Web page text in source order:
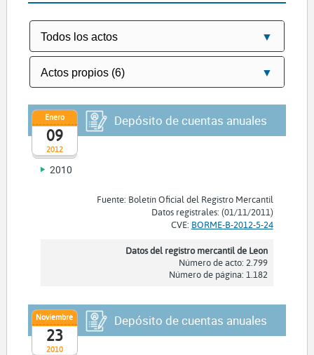
2012
Enero
09
Depósito de cuentas anuales
2010
Fuente: Boletín Oficial del Registro Mercantil
Datos registrales: (01/11/2011)
CVE: BORME-B-2012-5-24
Datos del registro mercantil de Leon
Número de acto: 2.799
Número de página: 1.182
2010
Noviembre
23
Depósito de cuentas anuales